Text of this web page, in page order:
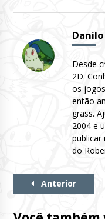
Desde
2D.
os
então
grass.
2004 e
publicar
do
Continue
Anterior